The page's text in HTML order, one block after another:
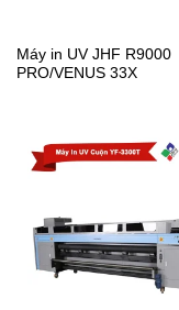
Máy in UV JHF R9000
PRO/VENUS 33X